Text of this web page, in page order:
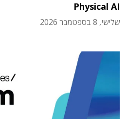
Physical AI
שלישי, 8 בספטמבר 2026